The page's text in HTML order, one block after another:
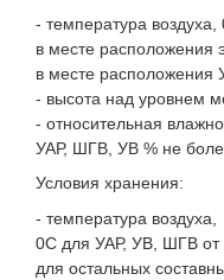
- температура воздуха,
в месте расположения
в месте
- высота над уровнем
- относительная
УАР, ШГВ, УВ % не
Условия хранения:
- температура воздуха,
0С для УАР, УВ, ШГВ от
для остальных